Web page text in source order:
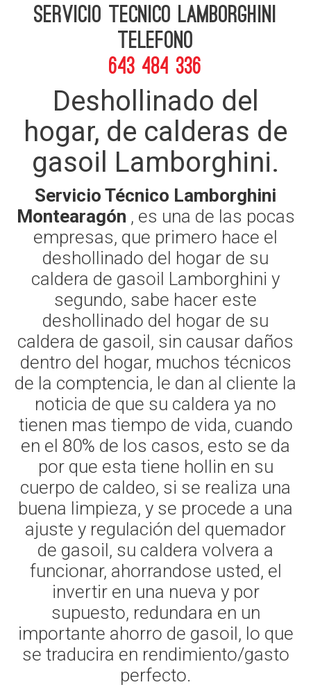
Servicio Tecnico Lamborghini
telefono
643 484 336
Deshollinado del
hogar, de calderas de
gasoil Lamborghini.
Servicio Técnico Lamborghini
Montearagón , es una de las pocas
empresas, que primero hace el
deshollinado del hogar de su
caldera de gasoil Lamborghini y
segundo, sabe hacer este
deshollinado del hogar de su
caldera de gasoil, sin causar daños
dentro del hogar, muchos técnicos
de la comptencia, le dan al cliente la
noticia de que su caldera ya no
tienen mas tiempo de vida, cuando
en el 80% de los casos, esto se da
por que esta tiene hollin en su
cuerpo de caldeo, si se realiza una
buena limpieza, y se procede a una
ajuste y regulación del quemador
de gasoil, su caldera volvera a
funcionar, ahorrandose usted, el
invertir en una nueva y por
supuesto, redundara en un
importante ahorro de gasoil, lo que
se traducira en rendimiento/gasto
perfecto.